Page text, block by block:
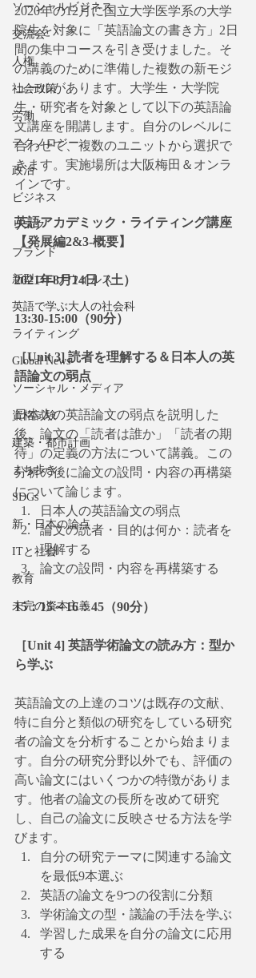
ソーシャルビジネス
交流会
人権
社会政策
労働
テクノロジー
政治
ビジネス
リスク
ブランド
新型コロナウイルス
英語で学ぶ大人の社会科
ライティング
Global News
ソーシャル・メディア
資格試験
建築・都市計画
まち歩き
SDGs
新・日本の論点
ITと社会
教育
未完の資本主義
2020年の12月に国立大学医学系の大学
院生を対象に「英語論文の書き方」2日
間の集中コースを引き受けました。そ
の講義のために準備した複数の新モジ
ュールがあります。大学生・大学院
生・研究者を対象として以下の英語論
文講座を開講します。自分のレベルに
合わせて、複数のユニットから選択で
きます。実施場所は大阪梅田＆オンラ
インです。
英語アカデミック・ライティング講座
【発展編2&3-概要】
2021年8月14日（土）
13:30-15:00（90分）
［Unit 3] 読者を理解する＆日本人の英
語論文の弱点
日本人の英語論文の弱点を説明した
後、論文の「読者は誰か」「読者の期
待」の定義の方法について講義。この
分析の後に論文の設問・内容の再構築
について論じます。
日本人の英語論文の弱点
論文の読者・目的は何か：読者を
理解する
論文の設問・内容を再構築する
15：15～16：45（90分）
［Unit 4] 英語学術論文の読み方：型か
ら学ぶ
英語論文の上達のコツは既存の文献、
特に自分と類似の研究をしている研究
者の論文を分析することから始まりま
す。自分の研究分野以外でも、評価の
高い論文にはいくつかの特徴がありま
す。他者の論文の長所を改めて研究
し、自己の論文に反映させる方法を学
びます。
自分の研究テーマに関連する論文
を最低9本選ぶ
英語の論文を9つの役割に分類
学術論文の型・議論の手法を学ぶ
学習した成果を自分の論文に応用
する